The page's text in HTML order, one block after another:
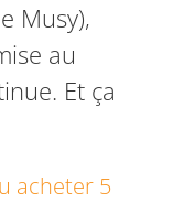
Musy),
au
Et ça
acheter 5